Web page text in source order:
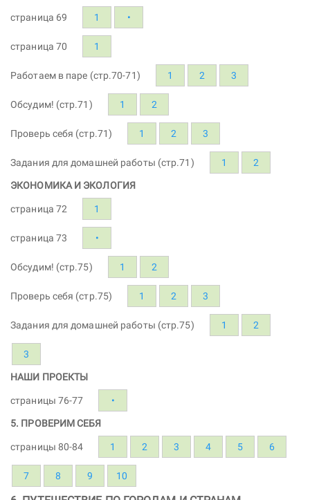
страница 69 1 •
страница 70 1
Работаем в паре (стр.70-71) 1 2 3
Обсудим! (стр.71) 1 2
Проверь себя (стр.71) 1 2 3
Задания для домашней работы (стр.71) 1 2
ЭКОНОМИКА И ЭКОЛОГИЯ
страница 72 1
страница 73 •
Обсудим! (стр.75) 1 2
Проверь себя (стр.75) 1 2 3
Задания для домашней работы (стр.75) 1 2
3
НАШИ ПРОЕКТЫ
страницы 76-77 •
5. ПРОВЕРИМ СЕБЯ
страницы 80-84 1 2 3 4 5 6
7 8 9 10